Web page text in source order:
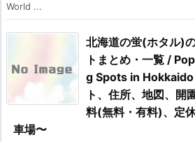
World ...
北海道の蛍(ホタル)
トまとめ・一覧 /
g Spots in Hokkaido
ト、住所、地図、開
料(無料・有料)、定
車場〜